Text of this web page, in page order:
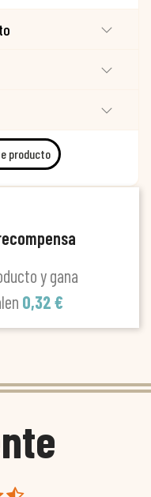
producto
y gana
0,32 €